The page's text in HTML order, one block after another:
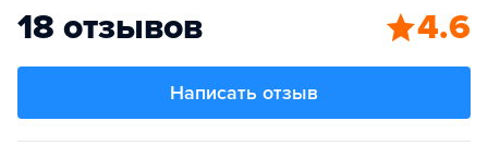
18 отзывов 4.6
Написать отзыв